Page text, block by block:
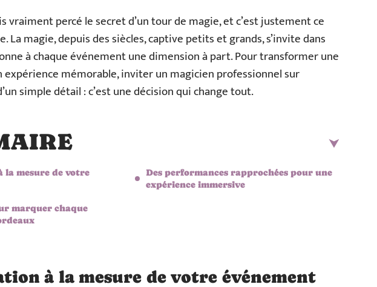
vraiment percé le secret d’un tour de magie, et c’est justement ce
La magie, depuis des siècles, captive petits et grands, s’invite dans
à chaque événement une dimension à part. Pour transformer une
mémorable, inviter un magicien professionnel sur
simple détail : c’est une décision qui change tout.
la mesure de votre
marquer chaque
Des performances rapprochées pour une
expérience immersive
à la mesure de votre événement